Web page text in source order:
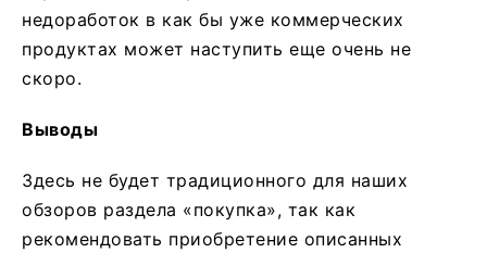
недоработок в как бы уже коммерческих
продуктах может наступить еще очень не
скоро.
Выводы
Здесь не будет традиционного для наших
обзоров раздела «покупка», так как
рекомендовать приобретение описанных